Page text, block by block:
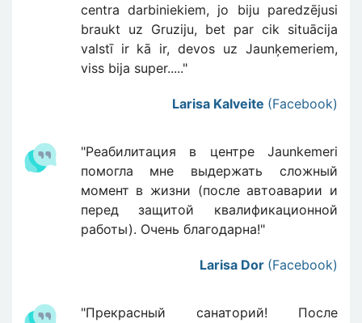
centra darbiniekiem, jo biju paredzējusi
braukt uz Gruziju, bet par cik situācija
valstī ir kā ir, devos uz Jaunķemeriem,
viss bija super....."
Larisa Kalveite (Facebook)
"Реабилитация в центре Jaunkemeri
помогла мне выдержать сложный
момент в жизни (после автоаварии и
перед защитой квалификационной
работы). Очень благодарна!"
Larisa Dor (Facebook)
"Прекрасный санаторий! После